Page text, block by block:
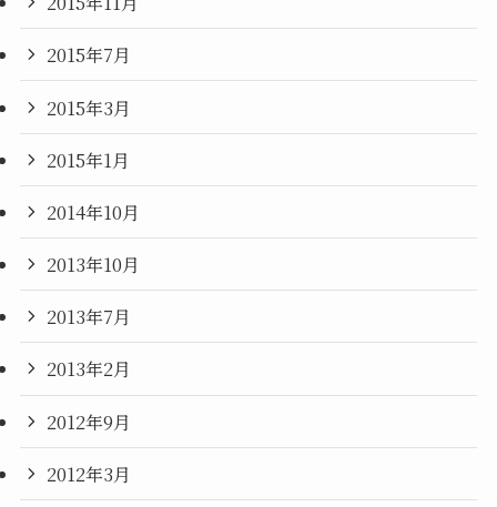
2015年7月
2015年3月
2015年1月
2014年10月
2013年10月
2013年7月
2013年2月
2012年9月
2012年3月